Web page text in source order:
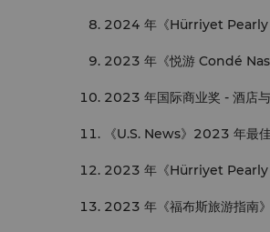
2024 年《Hürriyet Pearly
2023 年《悦游 Condé
2023 年国际商业奖 - 酒店
《U.S. News》2023 年最
2023 年《Hürriyet Pearly
2023 年《福布斯旅游指南